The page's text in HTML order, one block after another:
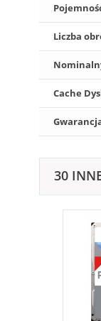
Liczba
Cache
30